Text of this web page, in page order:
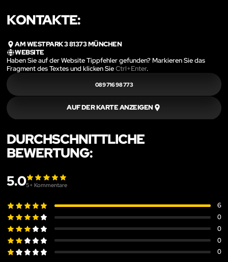
KONTAKTE:
AM WESTPARK 3 81373 MÜNCHEN
WEBSITE
Haben Sie auf der Website Tippfehler gefunden? Markieren Sie das
Fragment des Textes und klicken SieCtrl+Enter.
089 716 98 773
AUF DER KARTE ANZEIGEN
DURCHSCHNITTLICHE
BEWERTUNG:
5.05+ Kommentare
6
0
0
0
0